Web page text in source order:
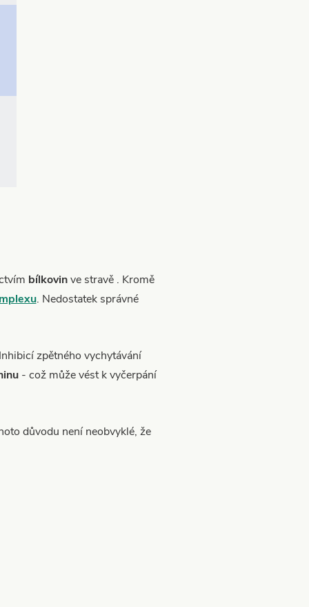
bílkovinve stravě . Kromě
. Nedostatek správné
zpětného vychytávání
- což může vést k vyčerpání
důvodu není neobvyklé, že